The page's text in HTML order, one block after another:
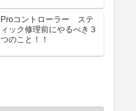
Proコントローラー ステ
ィック修理前にやるべき３
つのこと！！